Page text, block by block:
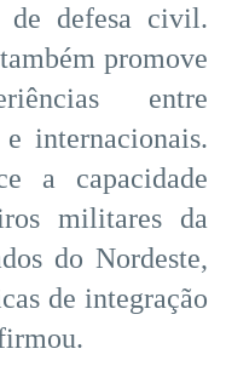
de defesa civil.
promove
entre
e internacionais.
a capacidade
militares da
do Nordeste,
de integração